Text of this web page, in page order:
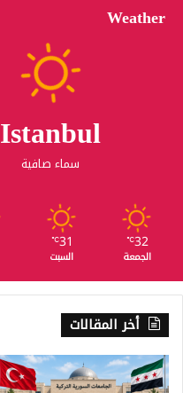
Weather
Istanbul
سماء صافية
32
℃
الجمعة
31
℃
السبت
أخر المقالات